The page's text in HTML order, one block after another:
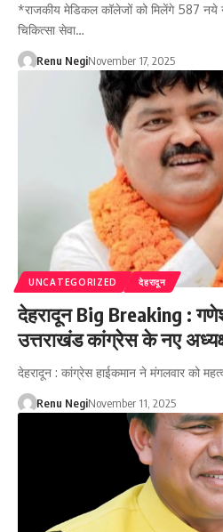
*राजकीय मेडिकल कॉलेजों को मिलेंगे 587 नये
चिकित्सा सेवा…
Renu NegiNovember 17, 2025
UNCATEGORIZED देहरादून
देहरादून Big Breaking :
उत्तराखंड कांग्रेस के नए
देहरादून : कांग्रेस हाईकमान ने मंगलवार को
Renu NegiNovember 11, 2025